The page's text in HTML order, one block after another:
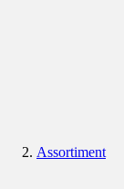
Assortiment